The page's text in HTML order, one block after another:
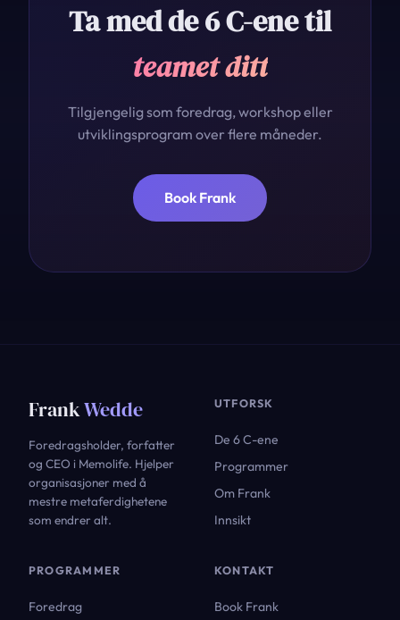
Ta med de 6 C-ene til
teamet ditt
Tilgjengelig som foredrag, workshop eller
utviklingsprogram over flere måneder.
Book Frank
FrankWedde
Foredragsholder, forfatter
og CEO i Memolife. Hjelper
organisasjoner med å
mestre metaferdighetene
som endrer alt.
UTFORSK
De 6 C-ene
Programmer
Om Frank
Innsikt
PROGRAMMER
Foredrag
KONTAKT
Book Frank